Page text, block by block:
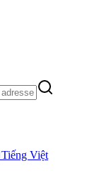
Tiếng Việt